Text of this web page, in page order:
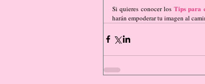
Si quieres conocer los Tips para
harán empoderar tu imagen al